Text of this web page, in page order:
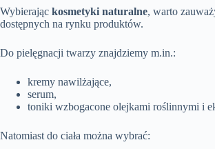
Wybierając kosmetyki naturalne, warto
dostępnych na rynku produktów.
Do pielęgnacji twarzy znajdziemy m.in.:
kremy nawilżające,
serum,
toniki wzbogacone olejkami roślinnymi i
Natomiast do ciała można wybrać: